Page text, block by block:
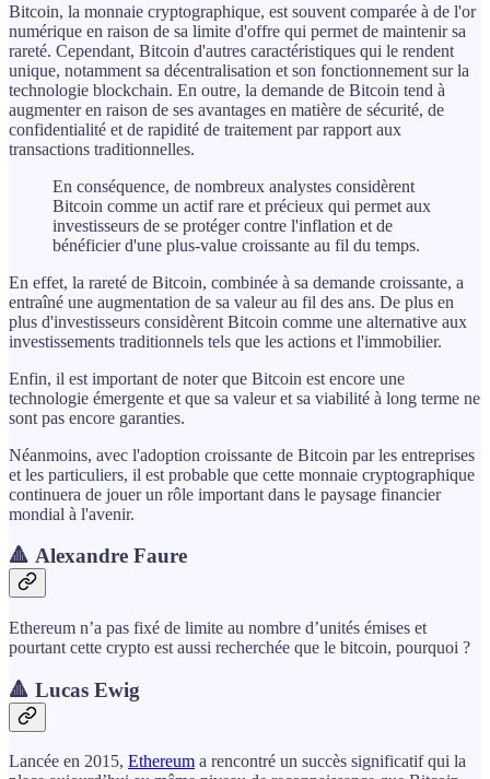
Bitcoin, la monnaie cryptographique, est souvent comparée à de l'or
numérique en raison de sa limite d'offre qui permet de maintenir sa
rareté. Cependant, Bitcoin d'autres caractéristiques qui le rendent
unique, notamment sa décentralisation et son fonctionnement sur la
technologie blockchain. En outre, la demande de Bitcoin tend à
augmenter en raison de ses avantages en matière de sécurité, de
confidentialité et de rapidité de traitement par rapport aux
transactions traditionnelles.
En conséquence, de nombreux analystes considèrent
Bitcoin comme un actif rare et précieux qui permet aux
investisseurs de se protéger contre l'inflation et de
bénéficier d'une plus-value croissante au fil du temps.
En effet, la rareté de Bitcoin, combinée à sa demande croissante, a
entraîné une augmentation de sa valeur au fil des ans. De plus en
plus d'investisseurs considèrent Bitcoin comme une alternative aux
investissements traditionnels tels que les actions et l'immobilier.
Enfin, il est important de noter que Bitcoin est encore une
technologie émergente et que sa valeur et sa viabilité à long terme ne
sont pas encore garanties.
Néanmoins, avec l'adoption croissante de Bitcoin par les entreprises
et les particuliers, il est probable que cette monnaie cryptographique
continuera de jouer un rôle important dans le paysage financier
mondial à l'avenir.
🔺 Alexandre Faure
Ethereum n’a pas fixé de limite au nombre d’unités émises et
pourtant cette crypto est aussi recherchée que le bitcoin, pourquoi ?
🔺 Lucas Ewig
Lancée en 2015, Ethereum a rencontré un succès significatif qui la